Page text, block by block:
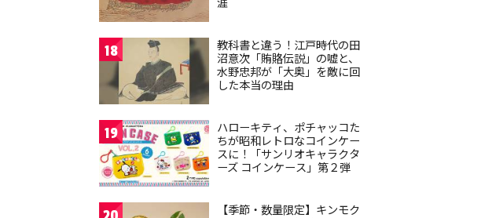
18
教科書と違う！江戸時代の田
沼意次「賄賂伝説」の嘘と、
水野忠邦が「大奥」を敵に回
した本当の理由
19
ハローキティ、ポチャッコた
ちが昭和レトロなコインケー
スに！「サンリオキャラクタ
ーズ コインケース」第２弾
【季節・数量限定】キンモク